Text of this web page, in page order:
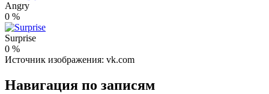
Angry
0 %
Surprise
0 %
Источник изображения: vk.com
Навигация по записям